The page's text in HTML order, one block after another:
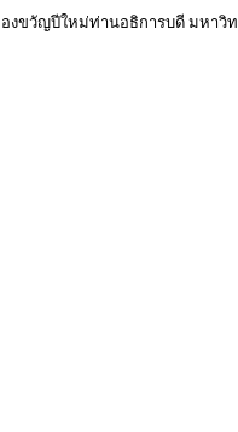
ขวัญปีใหม่ท่านอธิการบดี มหาวิ